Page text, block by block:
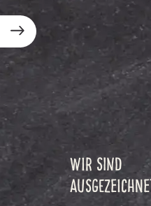
WIR SIND